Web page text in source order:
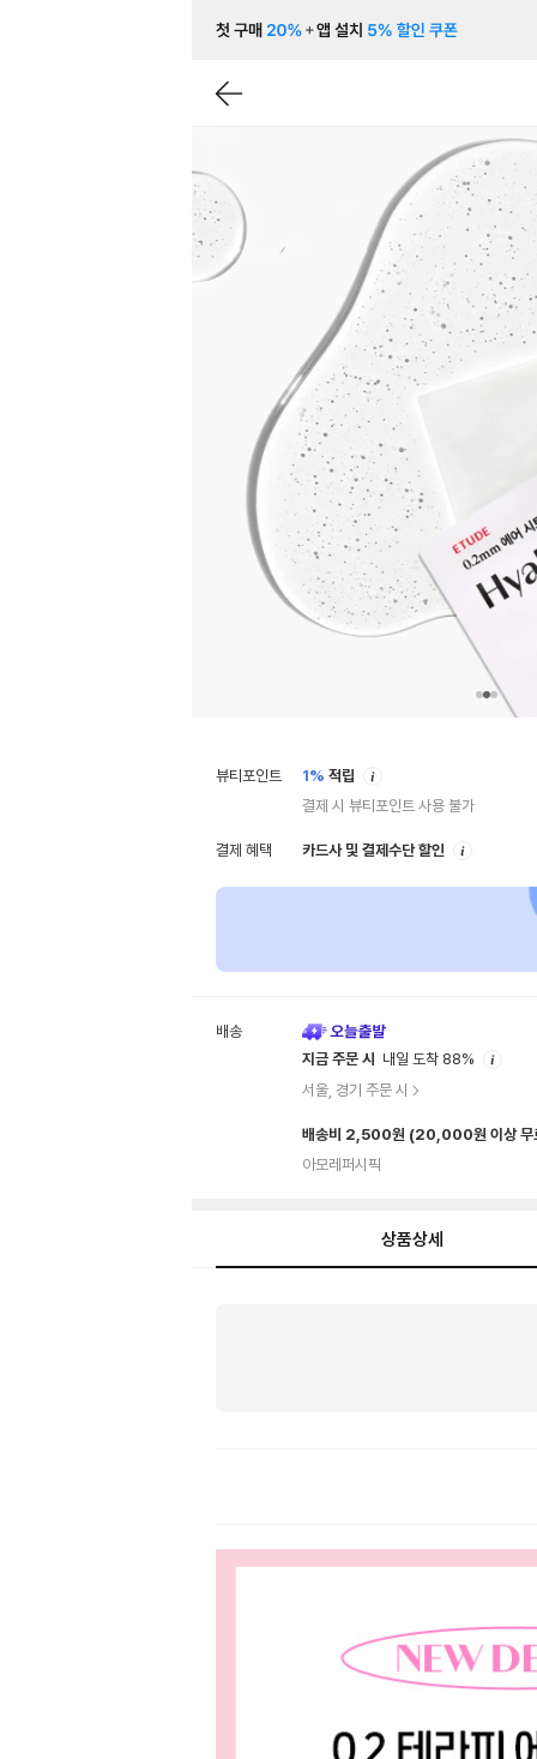
뷰티포인트 1% 적립
결제 시 뷰티포인트 사용 불가
결제 혜택 카드사 및 결제수단 할인
배송
지금 주문 시
내일 도착 88%
서울, 경기 주문 시
배송비 2,500원 (20,000원 이상 무
아모레퍼시픽
상품상세